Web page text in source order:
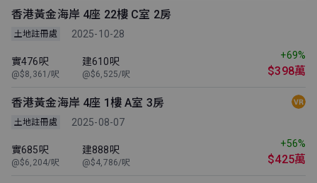
香港黃金海岸 4座 22樓 C室 2房
土地註冊處 2025-10-28
實476呎
@$8,361/呎
建610呎
@$6,525/呎
+69%
$398萬
香港黃金海岸 4座 1樓 A室 3房
土地註冊處 2025-08-07
實685呎
@$6,204/呎
建888呎
@$4,786/呎
+56%
$425萬